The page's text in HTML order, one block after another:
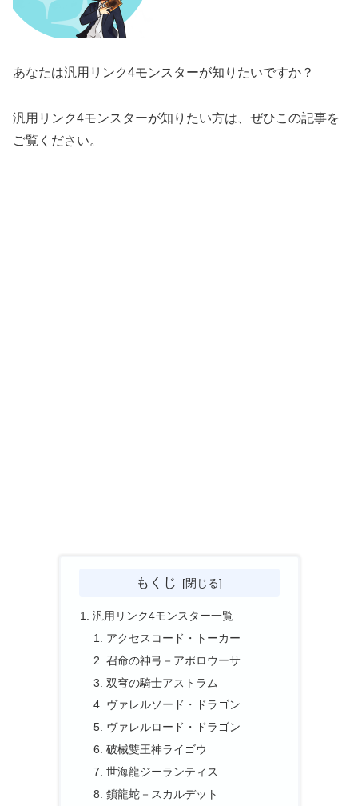
あなたは汎用リンク4モンスターが知りたいですか？
汎用リンク4モンスターが知りたい方は、ぜひこの記事を
ご覧ください。
もくじ
汎用リンク4モンスター一覧
アクセスコード・トーカー
召命の神弓－アポロウーサ
双穹の騎士アストラム
ヴァレルソード・ドラゴン
ヴァレルロード・ドラゴン
破械雙王神ライゴウ
世海龍ジーランティス
鎖龍蛇－スカルデット